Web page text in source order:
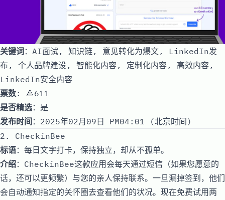
关键词：AI面试, 知识链, 意见转化为爆文, LinkedIn发
布, 个人品牌建设, 智能化内容, 定制化内容, 高效内容,
LinkedIn安全内容
票数: 🔺611
是否精选：是
发布时间 ：2025年02月09日 PM04:01 (北京时间)
2. CheckinBee
标语：每日文字打卡，保持独立，却从不孤单。
介绍：CheckinBee这款应用会每天通过短信（如果您愿意的
话，还可以更频繁）与您的亲人保持联系。一旦漏掉签到，他们
会自动通知指定的关怀圈去查看他们的状况。现在免费试用两